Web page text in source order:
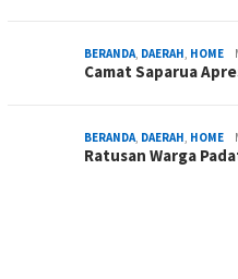
BERANDA, DAERAH, HOME
Camat Saparua
BERANDA, DAERAH, HOME
Ratusan Warga